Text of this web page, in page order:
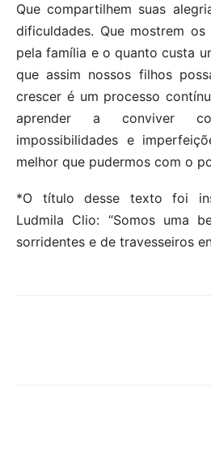
Que compartilhem suas
dificuldades. Que mostrem
pela família e o quanto custa
que assim nossos filhos
crescer é um processo
aprender a conviver
impossibilidades e
melhor que pudermos com o
*O título desse texto foi
Ludmila Clio: “Somos uma
sorridentes e de travesseiros